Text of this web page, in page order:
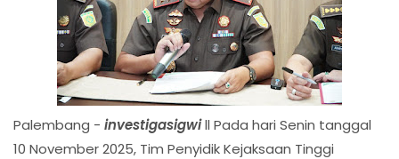
Palembang - investigasigwill Pada hari Senin tanggal
10 November 2025, Tim Penyidik Kejaksaan Tinggi